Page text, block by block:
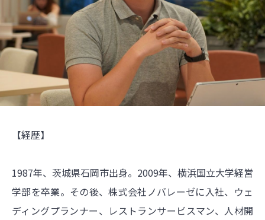
【経歴】
1987年、茨城県石岡市出身。2009年、横浜国立大学経営
学部を卒業。その後、株式会社ノバレーゼに入社、ウェ
ディングプランナー、レストランサービスマン、人材開